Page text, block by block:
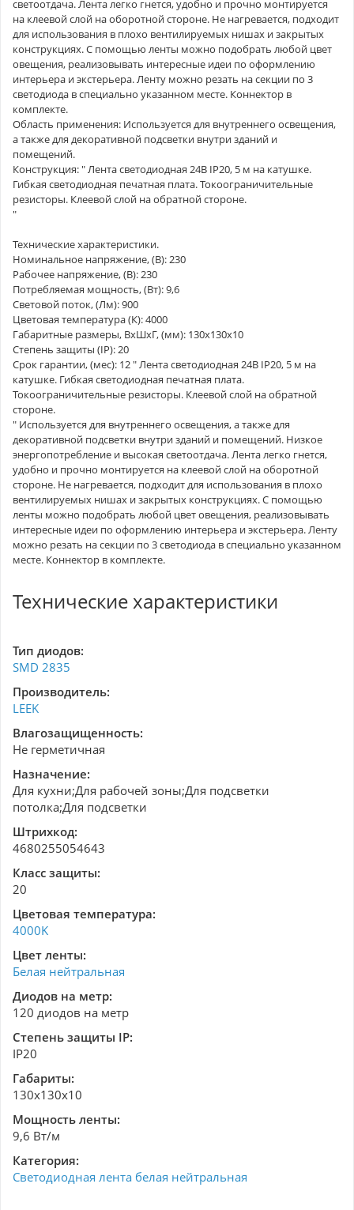
светоотдача. Лента легко гнется, удобно и прочно монтируется
на клеевой слой на оборотной стороне. Не нагревается, подходит
для использования в плохо вентилируемых нишах и закрытых
конструкциях. С помощью ленты можно подобрать любой цвет
овещения, реализовывать интересные идеи по оформлению
интерьера и экстерьера. Ленту можно резать на секции по 3
светодиода в специально указанном месте. Коннектор в
комплекте.
Область применения: Используется для внутреннего освещения,
а также для декоративной подсветки внутри зданий и
помещений.
Конструкция: " Лента светодиодная 24В IP20, 5 м на катушке.
Гибкая светодиодная печатная плата. Токоограничительные
резисторы. Клеевой слой на обратной стороне.
"
Технические характеристики.
Номинальное напряжение, (В): 230
Рабочее напряжение, (В): 230
Потребляемая мощность, (Вт): 9,6
Световой поток, (Лм): 900
Цветовая температура (К): 4000
Габаритные размеры, ВхШхГ, (мм): 130х130х10
Степень защиты (IP): 20
Срок гарантии, (мес): 12 " Лента светодиодная 24В IP20, 5 м на
катушке. Гибкая светодиодная печатная плата.
Токоограничительные резисторы. Клеевой слой на обратной
стороне.
" Используется для внутреннего освещения, а также для
декоративной подсветки внутри зданий и помещений. Низкое
энергопотребление и высокая светоотдача. Лента легко гнется,
удобно и прочно монтируется на клеевой слой на оборотной
стороне. Не нагревается, подходит для использования в плохо
вентилируемых нишах и закрытых конструкциях. С помощью
ленты можно подобрать любой цвет овещения, реализовывать
интересные идеи по оформлению интерьера и экстерьера. Ленту
можно резать на секции по 3 светодиода в специально указанном
месте. Коннектор в комплекте.
Технические характеристики
Тип диодов:
SMD 2835
Производитель:
LEEK
Влагозащищенность:
Не герметичная
Назначение:
Для кухни;Для рабочей зоны;Для подсветки
потолка;Для подсветки
Штрихкод:
4680255054643
Класс защиты:
20
Цветовая температура:
4000K
Цвет ленты:
Белая нейтральная
Диодов на метр:
120 диодов на метр
Степень защиты IP:
IP20
Габариты:
130х130х10
Мощность ленты:
9,6 Вт/м
Категория:
Светодиодная лента белая нейтральная